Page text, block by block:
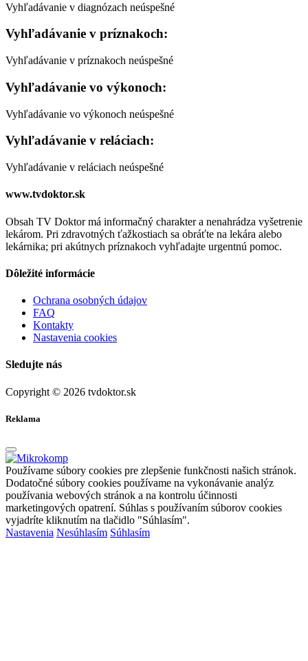
Vyhľadávanie v diagnózach neúspešné
Vyhľadávanie v príznakoch:
Vyhľadávanie v príznakoch neúspešné
Vyhľadávanie vo výkonoch:
Vyhľadávanie vo výkonoch neúspešné
Vyhľadávanie v reláciach:
Vyhľadávanie v reláciach neúspešné
www.tvdoktor.sk
Obsah TV Doktor má informačný charakter a nenahrádza vyšetrenie
lekárom. Pri zdravotných ťažkostiach sa obráťte na lekára alebo
lekárnika; pri akútnych príznakoch vyhľadajte urgentnú pomoc.
Dôležité informácie
Ochrana osobných údajov
FAQ
Kontakty
Nastavenia cookies
Sledujte nás
Copyright © 2026 tvdoktor.sk
Reklama
Používame súbory cookies pre zlepšenie funkčnosti našich stránok.
Dodatočné súbory cookies používame na vykonávanie analýz
používania webových stránok a na kontrolu účinnosti
marketingových opatrení. Súhlas s používaním súborov cookies
vyjadríte kliknutím na tlačidlo "Súhlasím".
Nastavenia Nesúhlasím Súhlasím